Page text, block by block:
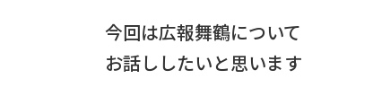
今回は広報舞鶴について
お話ししたいと思います